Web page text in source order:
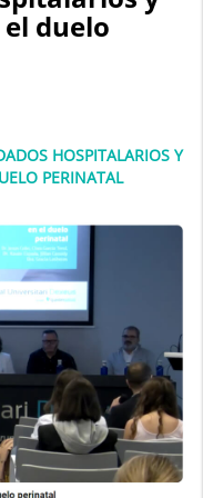
duelo
HOSPITALARIOS Y
PERINATAL